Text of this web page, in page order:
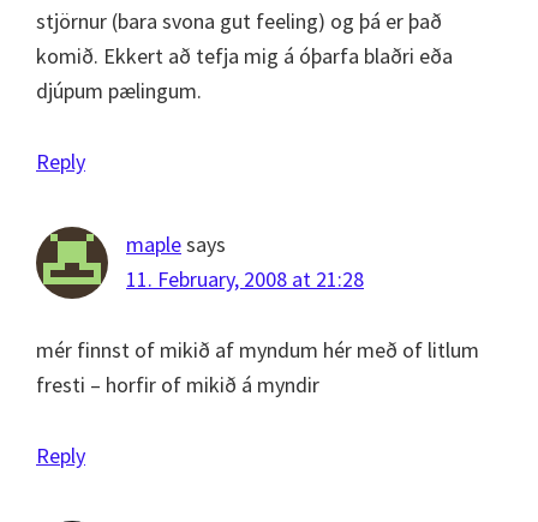
stjörnur (bara svona gut feeling) og þá er það
komið. Ekkert að tefja mig á óþarfa blaðri eða
djúpum pælingum.
Reply
maplesays
11. February, 2008 at 21:28
mér finnst of mikið af myndum hér með of litlum
fresti – horfir of mikið á myndir
Reply